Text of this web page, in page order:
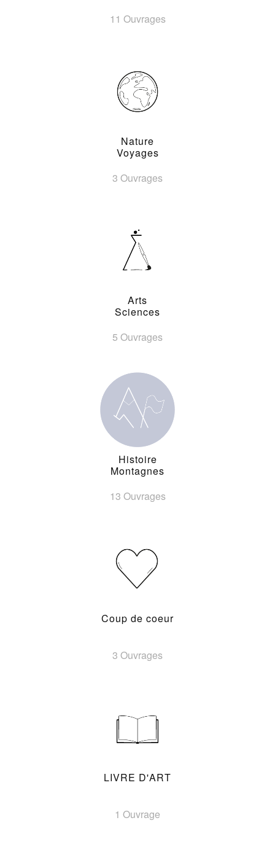
11 Ouvrages
Nature
Voyages
3 Ouvrages
Arts
Sciences
5 Ouvrages
Histoire
Montagnes
13 Ouvrages
Coup de coeur
3 Ouvrages
LIVRE D'ART
1 Ouvrage